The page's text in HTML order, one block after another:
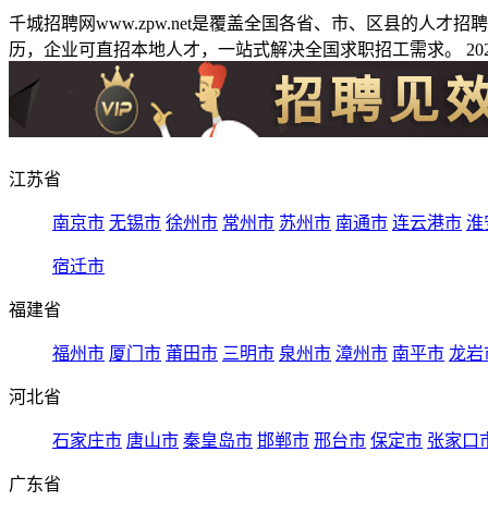
千城招聘网www.zpw.net是覆盖全国各省、市、区县的人才
历，企业可直招本地人才，一站式解决全国求职招工需求。
江苏省
南京市 无锡市 徐州市 常州市 苏州市 南通市 连云港市 淮
宿迁市
福建省
福州市 厦门市 莆田市 三明市 泉州市 漳州市 南平市 龙岩
河北省
石家庄市 唐山市 秦皇岛市 邯郸市 邢台市 保定市 张家口
广东省